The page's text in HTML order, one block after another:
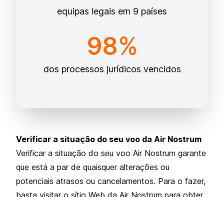
equipas legais em 9 países
98%
dos processos jurídicos vencidos
Verificar a situação do seu voo da Air Nostrum
Verificar a situação do seu voo Air Nostrum garante
que está a par de quaisquer alterações ou
potenciais atrasos ou cancelamentos. Para o fazer,
basta visitar o sítio Web da Air Nostrum para obter